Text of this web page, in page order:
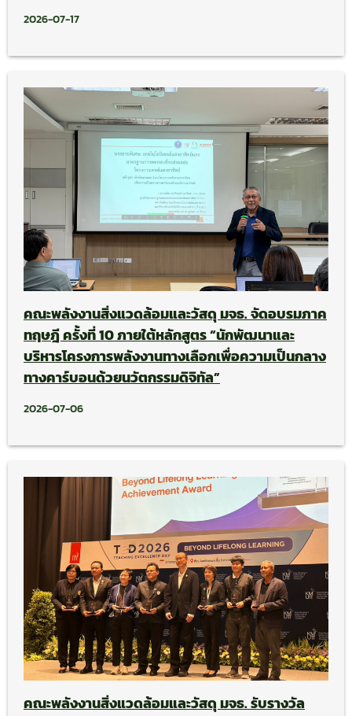
2026-07-17
คณะพลังงานสิ่งแวดล้อมและวัสดุ มจธ. จัดอบรมภาค
ทฤษฎี ครั้งที่ 10 ภายใต้หลักสูตร “นักพัฒนาและ
บริหารโครงการพลังงานทางเลือกเพื่อความเป็นกลาง
ทางคาร์บอนด้วยนวัตกรรมดิจิทัล”
2026-07-06
คณะพลังงานสิ่งแวดล้อมและวัสดุ มจธ. รับรางวัล